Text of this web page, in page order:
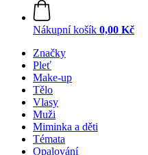
Nákupní košík 0,00 Kč
Značky
Pleť
Make-up
Tělo
Vlasy
Muži
Miminka a děti
Témata
Opalování